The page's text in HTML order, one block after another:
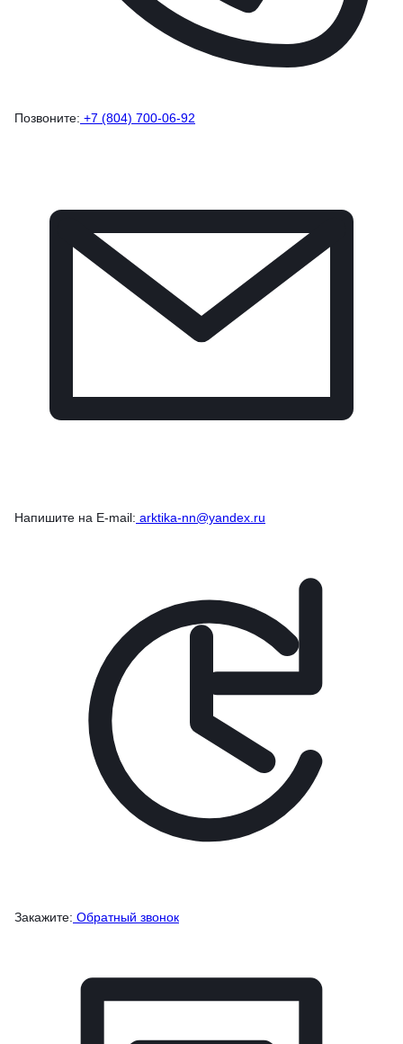
Позвоните: +7 (804) 700-06-92
Напишите на E-mail: arktika-nn@yandex.ru
Закажите: Обратный звонок